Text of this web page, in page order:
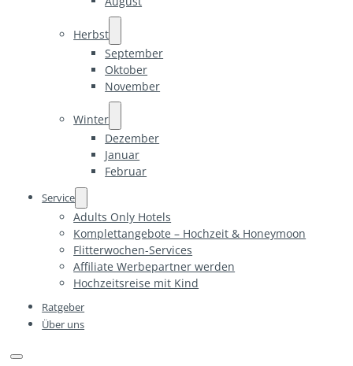
Herbst
September
Oktober
November
Winter
Dezember
Januar
Februar
Service
Adults Only Hotels
Komplettangebote – Hochzeit & Honeymoon
Flitterwochen-Services
Affiliate Werbepartner werden
Hochzeitsreise mit Kind
Ratgeber
Über uns